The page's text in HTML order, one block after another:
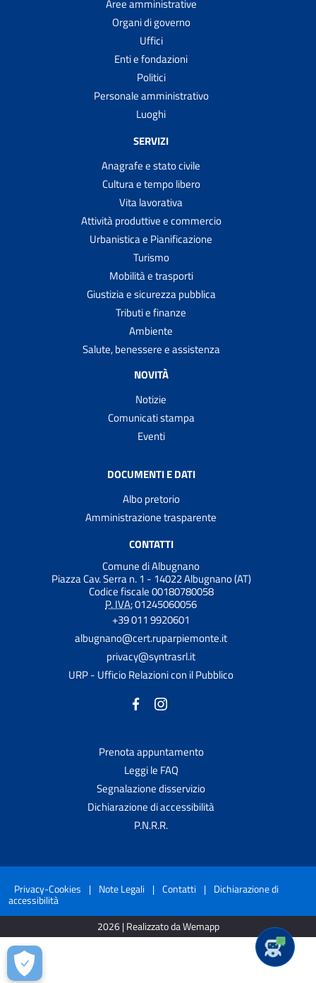
Aree amministrative
Organi di governo
Uffici
Enti e fondazioni
Politici
Personale amministrativo
Luoghi
SERVIZI
Anagrafe e stato civile
Cultura e tempo libero
Vita lavorativa
Attività produttive e commercio
Urbanistica e Pianificazione
Turismo
Mobilità e trasporti
Giustizia e sicurezza pubblica
Tributi e finanze
Ambiente
Salute, benessere e assistenza
NOVITÀ
Notizie
Comunicati stampa
Eventi
DOCUMENTI E DATI
Albo pretorio
Amministrazione trasparente
CONTATTI
Comune di Albugnano
Piazza Cav. Serra n. 1 - 14022 Albugnano (AT)
Codice fiscale 00180780058
P. IVA:01245060056
+39 011 9920601
albugnano@cert.ruparpiemonte.it
privacy@syntrasrl.it
URP - Ufficio Relazioni con il Pubblico
Prenota appuntamento
Leggi le FAQ
Segnalazione disservizio
Dichiarazione di accessibilità
P.N.R.R.
Privacy-Cookies | Note Legali | Contatti | Dichiarazione di
accessibilità
2026 | Realizzato da Wemapp